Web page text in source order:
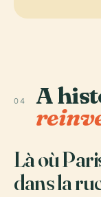
04 A
Là où
dans la